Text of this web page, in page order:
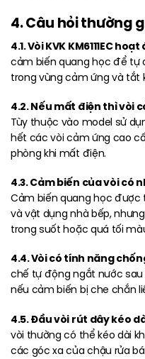
4. Câu hỏi thường
4.1. Vòi KVK KM6111EC
cảm biến quang học để tự
trong vùng cảm ứng và tắt
4.2. Nếu mất điện thì vòi
Tùy thuộc vào model sử
hết các vòi cảm ứng cao
phòng khi mất điện.
4.3. Cảm biến của vòi có
Cảm biến quang học được
và vật dụng nhà bếp,
trong suốt hoặc quá tối
4.4. Vòi có tính năng
chế tự động ngắt nước
nếu cảm biến bị che chắn
4.5. Đầu vòi rút dây kéo
vòi thường có thể kéo dài
các góc xa của chậu rửa